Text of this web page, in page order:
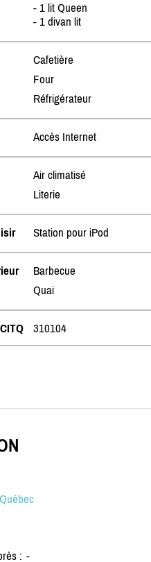
- 1 lit Queen
- 1 divan lit
Cafetière
Four
Réfrigérateur
Accès Internet
Air climatisé
Literie
Station pour iPod
Barbecue
Quai
310104
: -